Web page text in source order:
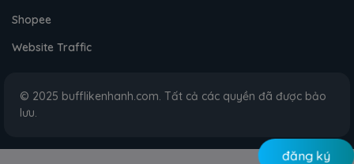
đăng ký
Shopee
Website Traffic
© 2025 bufflikenhanh.com. Tất cả các quyền đã được bảo
lưu.